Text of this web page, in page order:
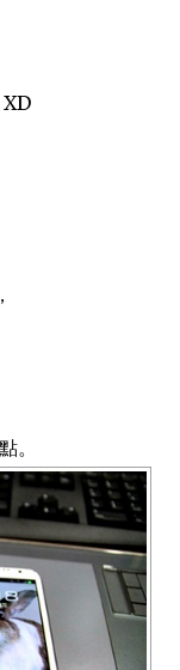
XD
。